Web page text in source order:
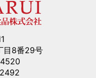
目8番29号